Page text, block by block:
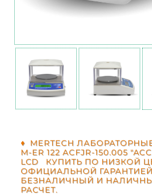
♦ MERTECH
M-ER 122 АCFJR-150.005
LСD КУПИТЬ ПО НИЗКОЙ
ОФИЦИАЛЬНОЙ
БЕЗНАЛИЧНЫЙ И
РАСЧЕТ.